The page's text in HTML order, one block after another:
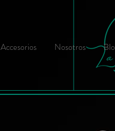
Accesorios Nosotros